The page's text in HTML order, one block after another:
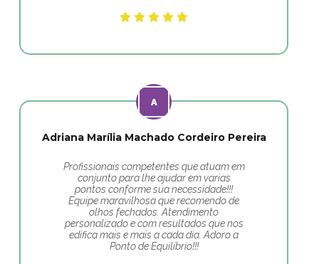
Adriana Marília Machado Cordeiro Pereira
Profissionais competentes que atuam em
conjunto para lhe ajudar em varias
pontos conforme sua necessidade!!!
Equipe maravilhosa que recomendo de
olhos fechados. Atendimento
personalizado e com resultados que nos
edifica mais e mais a cada dia. Adoro a
Ponto de Equilíbrio!!!